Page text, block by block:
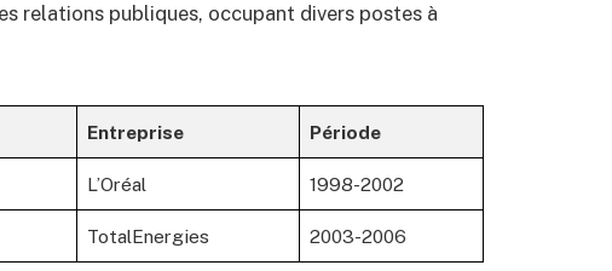
relations publiques, occupant divers postes à
Entreprise Période
L’Oréal 1998-2002
TotalEnergies 2003-2006